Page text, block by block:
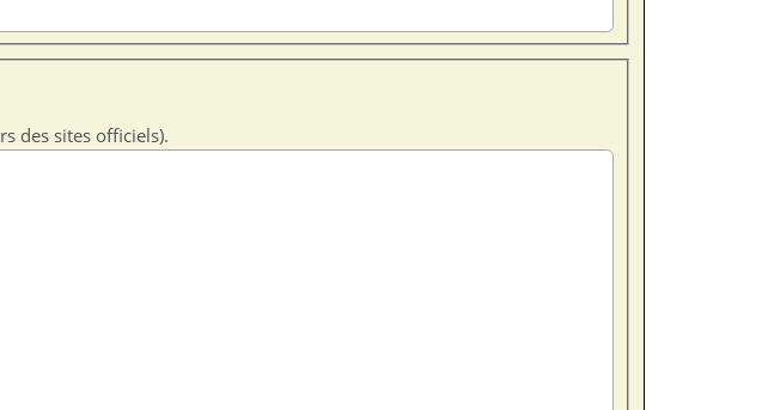
des sites officiels).